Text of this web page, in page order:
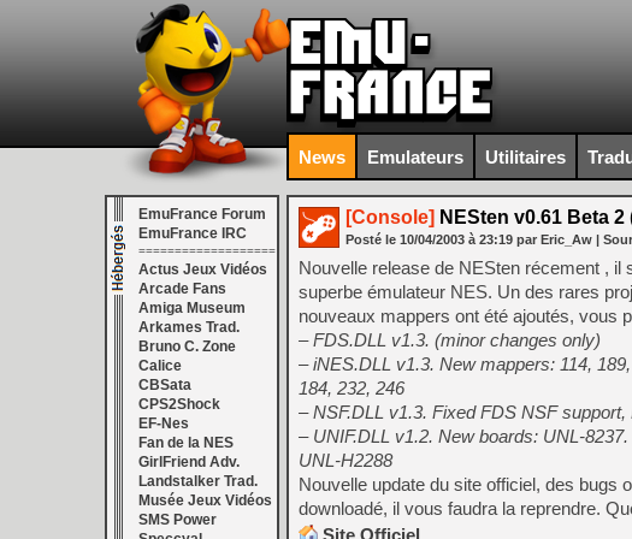
News Emulateurs Utilitaires
EmuFrance Forum
EmuFrance IRC
===================
Actus Jeux Vidéos
Arcade Fans
Amiga Museum
Arkames Trad.
Bruno C. Zone
Calice
CBSata
CPS2Shock
EF-Nes
Fan de la NES
GirlFriend Adv.
Landstalker Trad.
Musée Jeux Vidéos
SMS Power
[Console] NESten v0.61 Beta 2
Posté le 10/04/2003 à 23:19 par Eric_Aw |
Nouvelle release de NESten récement , il
superbe émulateur NES. Un des rares
nouveaux mappers ont été ajoutés, vous
– FDS.DLL v1.3. (minor changes only)
– iNES.DLL v1.3. New mappers: 114,
184, 232, 246
– NSF.DLL v1.3. Fixed FDS NSF
– UNIF.DLL v1.2. New boards: UNL-
UNL-H2288
Nouvelle update du site officiel, des bugs
downloadé, il vous faudra la reprendre.
Site Officiel